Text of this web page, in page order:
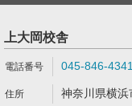
上大岡校舎
045-846-4341
神奈川県横